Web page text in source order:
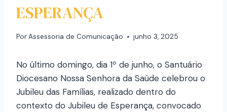
ESPERANÇA
PorAssessoria de Comunicação junho 3, 2025
No último domingo, dia 1º de junho, o Santuário
Diocesano Nossa Senhora da Saúde celebrou o
Jubileu das Famílias, realizado dentro do
contexto do Jubileu de Esperança, convocado